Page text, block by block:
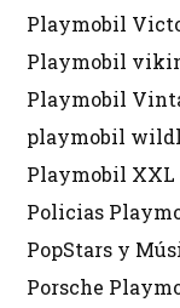
Playmobil
Playmobil
Playmobil
playmobil
Playmobil XXL
Policias
PopStars y
Porsche